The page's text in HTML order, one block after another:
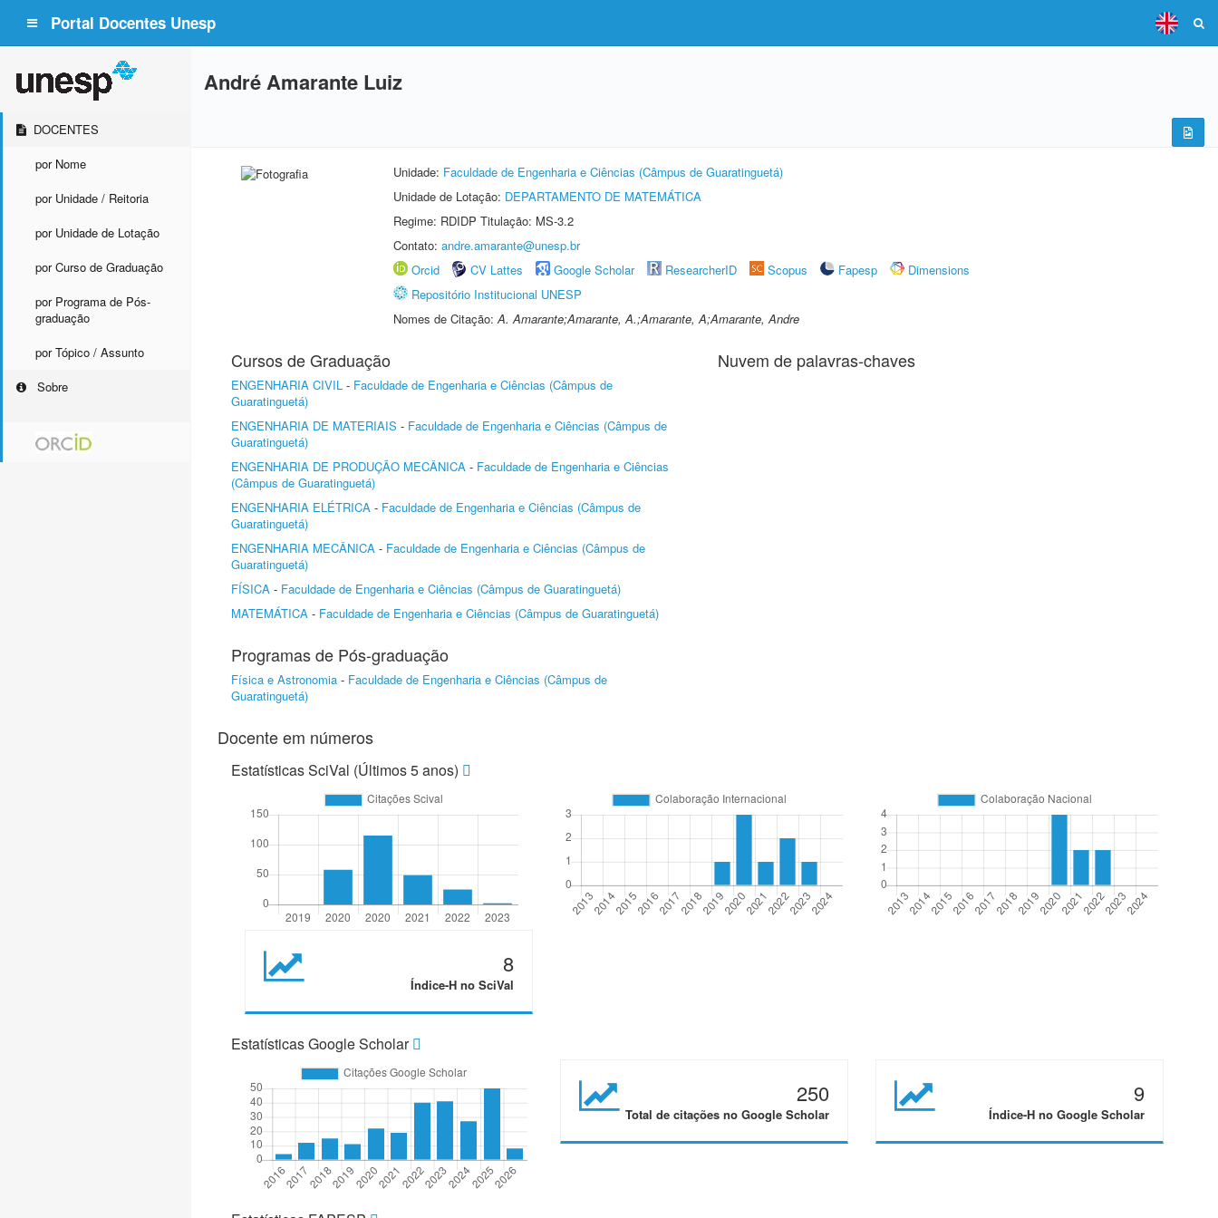
Portal Docentes Unesp
DOCENTES
por Nome
por Unidade / Reitoria
por Unidade de Lotação
por Curso de Graduação
por Programa de Pós-
graduação
por Tópico / Assunto
Sobre
André Amarante Luiz
Unidade: Faculdade de Engenharia e Ciências (Câmpus de Guaratinguetá)
Unidade de Lotação: DEPARTAMENTO DE MATEMÁTICA
Regime: RDIDP Titulação: MS-3.2
Contato: andre.amarante@unesp.br
Orcid
CV Lattes Google Scholar ResearcherID Scopus Fapesp
Dimensions
Repositório Institucional UNESP
Nomes de Citação:A. Amarante;Amarante, A.;Amarante, A;Amarante, Andre
Cursos de Graduação
ENGENHARIA CIVIL - Faculdade de Engenharia e Ciências (Câmpus de
Guaratinguetá)
ENGENHARIA DE MATERIAIS - Faculdade de Engenharia e Ciências (Câmpus de
Guaratinguetá)
ENGENHARIA DE PRODUÇÃO MECÂNICA - Faculdade de Engenharia e Ciências
(Câmpus de Guaratinguetá)
ENGENHARIA ELÉTRICA - Faculdade de Engenharia e Ciências (Câmpus de
Guaratinguetá)
ENGENHARIA MECÂNICA - Faculdade de Engenharia e Ciências (Câmpus de
Guaratinguetá)
FÍSICA - Faculdade de Engenharia e Ciências (Câmpus de Guaratinguetá)
MATEMÁTICA - Faculdade de Engenharia e Ciências (Câmpus de Guaratinguetá)
Programas de Pós-graduação
Física e Astronomia - Faculdade de Engenharia e Ciências (Câmpus de
Guaratinguetá)
Nuvem de palavras-chaves
Docente em números
Estatísticas SciVal (Últimos 5 anos)
8
Índice-H no SciVal
Estatísticas Google Scholar
250
Total de citações no Google Scholar
9
Índice-H no Google Scholar